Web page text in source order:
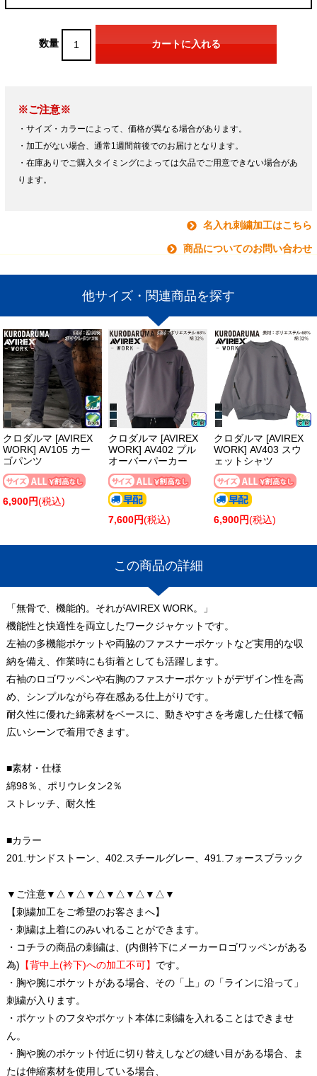
数量
※ご注意※
・サイズ・カラーによって、価格が異なる場合があります。
・加工がない場合、通常1週間前後でのお届けとなります。
・在庫ありでご購入タイミングによっては欠品でご用意できない場合があ
ります。
名入れ刺繍加工はこちら
商品についてのお問い合わせ
他サイズ・関連商品を探す
クロダルマ [AVIREX
WORK] AV105 カー
ゴパンツ
6,900円(税込)
クロダルマ [AVIREX
WORK] AV402 プル
オーバーパーカー
7,600円(税込)
クロダルマ [AVIREX
WORK] AV403 スウ
ェットシャツ
6,900円(税込)
この商品の詳細
「無骨で、機能的。それがAVIREX WORK。」
機能性と快適性を両立したワークジャケットです。
左袖の多機能ポケットや両脇のファスナーポケットなど実用的な収
納を備え、作業時にも街着としても活躍します。
右袖のロゴワッペンや右胸のファスナーポケットがデザイン性を高
め、シンプルながら存在感ある仕上がりです。
耐久性に優れた綿素材をベースに、動きやすさを考慮した仕様で幅
広いシーンで着用できます。
■素材・仕様
綿98％、ポリウレタン2％
ストレッチ、耐久性
■カラー
201.サンドストーン、402.スチールグレー、491.フォースブラック
▼ご注意▼△▼△▼△▼△▼△▼△▼
【刺繍加工をご希望のお客さまへ】
・刺繍は上着にのみいれることができます。
・コチラの商品の刺繍は、(内側衿下にメーカーロゴワッペンがある
為) 【背中上(衿下)への加工不可】 です。
・胸や腕にポケットがある場合、その「上」の「ラインに沿って」
刺繍が入ります。
・ポケットのフタやポケット本体に刺繍を入れることはできませ
ん。
・胸や腕のポケット付近に切り替えしなどの縫い目がある場合、ま
たは伸縮素材を使用している場合、